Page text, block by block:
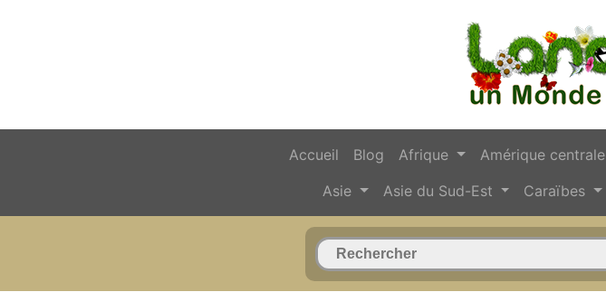
Accueil Blog Afrique Amérique centrale
Asie
Asie du Sud-Est Caraïbes